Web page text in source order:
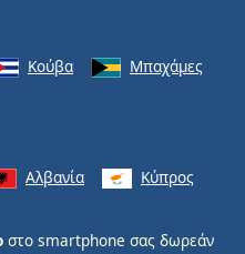
Κούβα
Μπαχάμες
Αλβανία Κύπρος
στο smartphone σας δωρεάν